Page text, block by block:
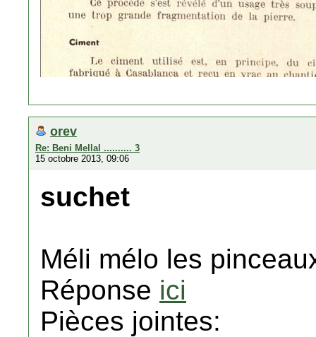
orev
Re: Beni Mellal .......... 3
15 octobre 2013, 09:06
suchet
Méli mélo les
Réponse ici
Pièces jointes: